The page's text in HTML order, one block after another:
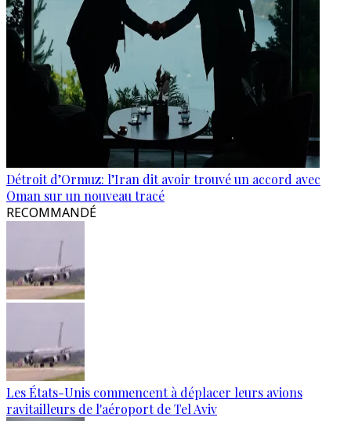
Détroit d’Ormuz: l’Iran dit avoir trouvé un accord avec
Oman sur un nouveau tracé
RECOMMANDÉ
Les États-Unis commencent à déplacer leurs avions
ravitailleurs de l'aéroport de Tel Aviv